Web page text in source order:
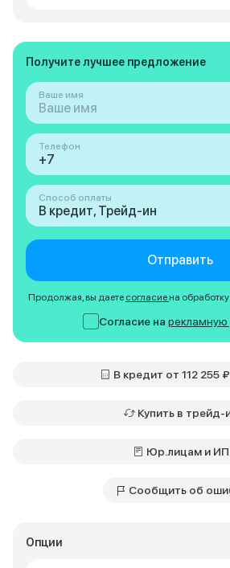
Опции
Получите лучшее предложение
Ваше имя
Телефон
Способ оплаты
В кредит, Трейд-ин
Отправить
Продолжая, вы даете согласие на
Согласие на рекламную
В кредит от 112
Купить в трейд-
Юр.лицам и ИП
Сообщить об